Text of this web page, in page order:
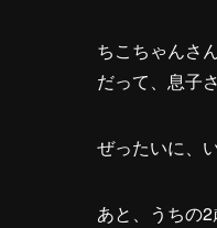
ちこちゃんさ
だって、息子
ぜったいに、
あと、うちの